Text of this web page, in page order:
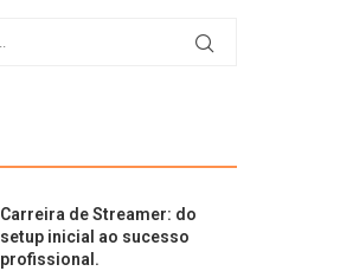
Carreira de Streamer: do
setup inicial ao sucesso
profissional.